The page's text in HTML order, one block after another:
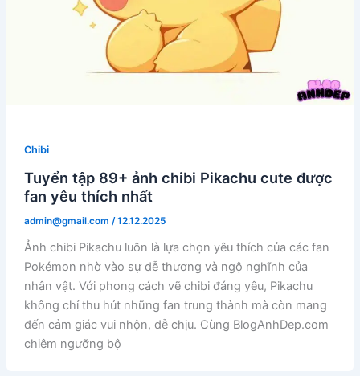
Chibi
Tuyển tập 89+ ảnh chibi Pikachu cute được
fan yêu thích nhất
admin@gmail.com /12.12.2025
Ảnh chibi Pikachu luôn là lựa chọn yêu thích của các fan
Pokémon nhờ vào sự dễ thương và ngộ nghĩnh của
nhân vật. Với phong cách vẽ chibi đáng yêu, Pikachu
không chỉ thu hút những fan trung thành mà còn mang
đến cảm giác vui nhộn, dễ chịu. Cùng BlogAnhDep.com
chiêm ngưỡng bộ